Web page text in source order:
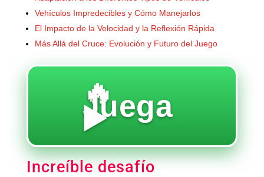
Vehículos Impredecibles y Cómo Manejarlos
El Impacto de la Velocidad y la Reflexión Rápida
Más Allá del Cruce: Evolución y Futuro del Juego
🔥
Juega
▶️
Increíble desafío